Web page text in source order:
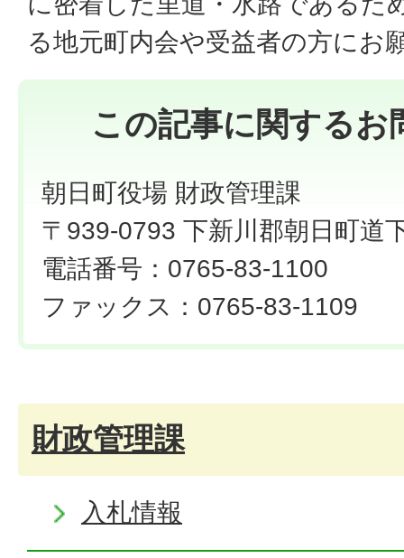
る地元町内会や受益者の方にお
この記事に関するお
朝日町役場 財政管理課
〒939-0793 下新川郡朝日町道
電話番号：0765-83-1100
ファックス：0765-83-1109
財政管理課
入札情報